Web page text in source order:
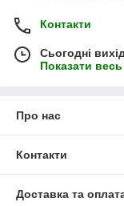
Контакти
Сьогодні
Показати
Про нас
Контакти
Доставка та